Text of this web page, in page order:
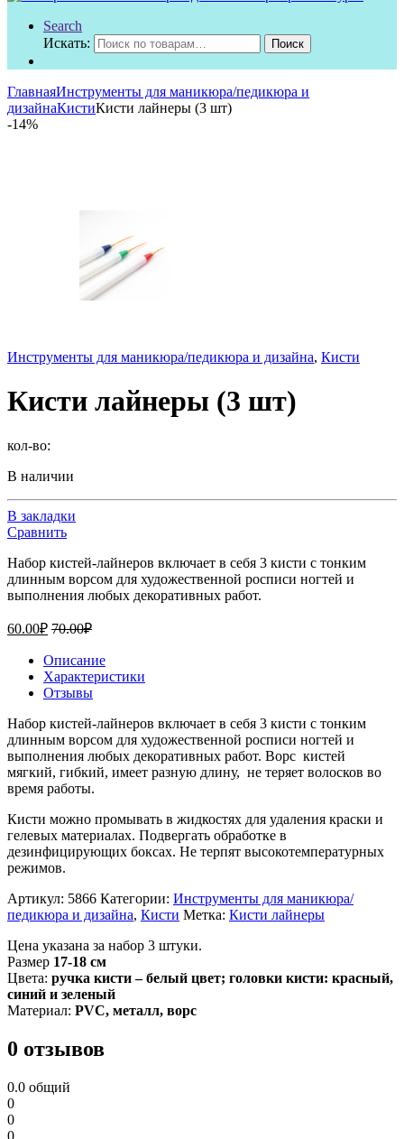
Search
Искать:
Поиск
ГлавнаяИнструменты для маникюра/педикюра и
дизайнаКистиКисти лайнеры (3 шт)
-14%
Инструменты для маникюра/педикюра и дизайна, Кисти
Кисти лайнеры (3 шт)
кол-во:
В наличии
В закладки
Сравнить
Набор кистей-лайнеров включает в себя 3 кисти с тонким
длинным ворсом для художественной росписи ногтей и
выполнения любых декоративных работ.
60.00₽ 70.00₽
Описание
Характеристики
Отзывы
Набор кистей-лайнеров включает в себя 3 кисти с тонким
длинным ворсом для художественной росписи ногтей и
выполнения любых декоративных работ. Ворс кистей
мягкий, гибкий, имеет разную длину, не теряет волосков во
время работы.
Кисти можно промывать в жидкостях для удаления краски и
гелевых материалах. Подвергать обработке в
дезинфицирующих боксах. Не терпят высокотемпературных
режимов.
Артикул: 5866 Категории: Инструменты для маникюра/
педикюра и дизайна, Кисти Метка: Кисти лайнеры
Цена указана за набор 3 штуки.
Размер 17-18 см
Цвета: ручка кисти – белый цвет; головки кисти: красный,
синий и зеленый
Материал: PVC, металл, ворс
0 отзывов
0.0 общий
0
0
0